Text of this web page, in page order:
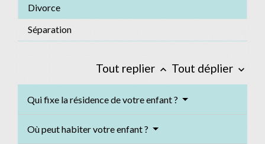
Divorce
Séparation
Tout replier keyboard_arrow_up Tout déplier keyboard_arrow_down
Qui fixe la résidence de votre enfant ?
Où peut habiter votre enfant ?